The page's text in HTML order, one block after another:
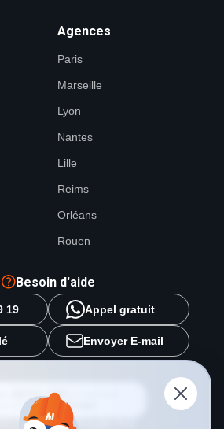
Agences
Paris
Marseille
Lyon
Nantes
Lille
Reims
Orléans
Rouen
Besoin d'aide
19 Appel gratuit
Envoyer E-mail
METAL 2000
préférée surGoogle